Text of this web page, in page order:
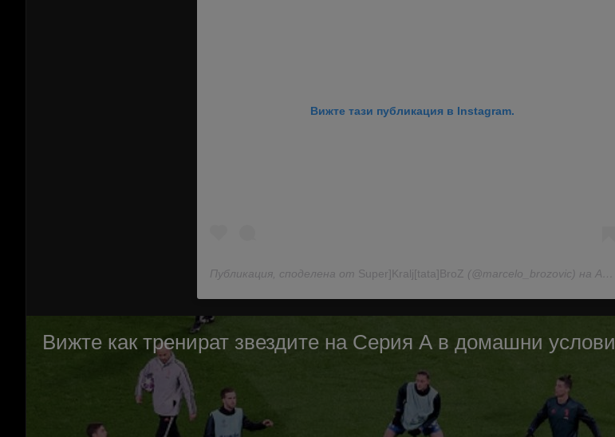
Вижте тази публикация в Instagram.
Публикация, споделена от Super]Kralj[tata]BroZ (@marcelo_brozovic) на Апр 10, 2020 в 6:25 PDT